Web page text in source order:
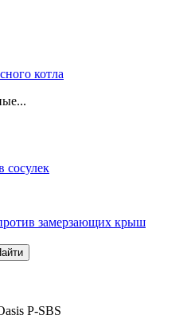
котла
сосулек
замерзающих крыш
P-SBS